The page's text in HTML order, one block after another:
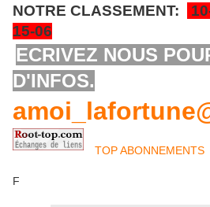
NOTRE CLASSEMENT:
15-06
ECRIVEZ NOUS
D'INFOS.
TOP ABONNEMENTS
F